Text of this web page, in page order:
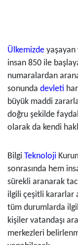
Ülkemizde yaşayan
insan 850 ile
numaralardan
sonunda devleti
büyük maddi
doğru şekilde
olarak da kendi
Bilgi Teknoloji
sonrasında hem
sürekli aranarak
ilgili çeşitli kararlar
tüm durumlarda
kişiler vatandaşı
merkezleri